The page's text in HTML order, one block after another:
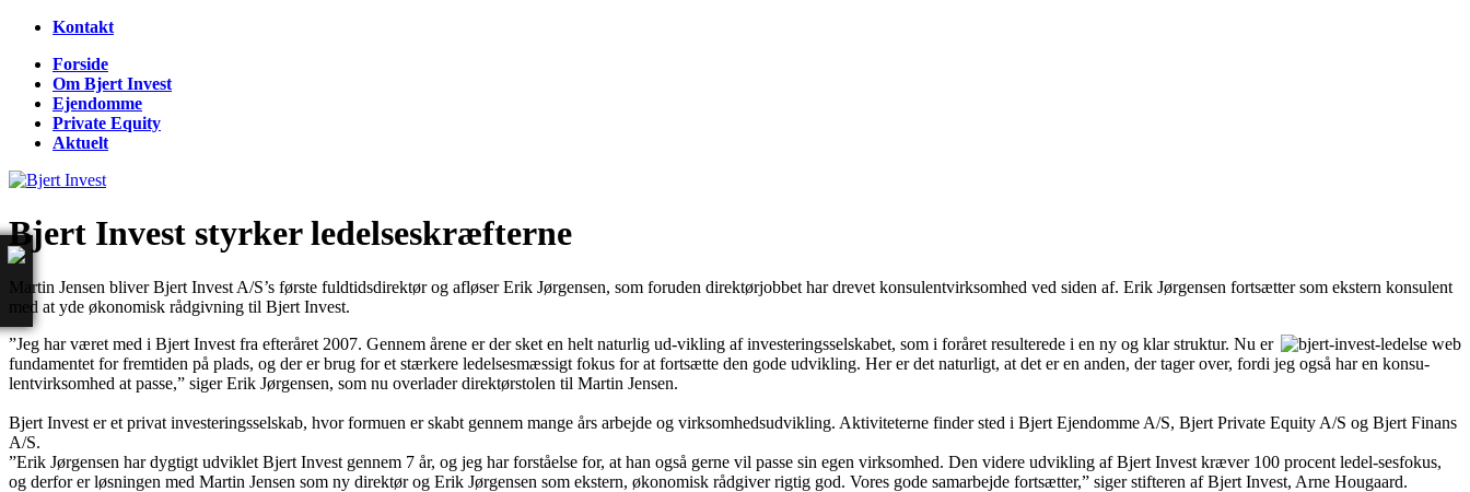
Kontakt
Forside
Om Bjert Invest
Ejendomme
Private Equity
Aktuelt
Bjert Invest styrker ledelseskræfterne
Martin Jensen bliver Bjert Invest A/S’s første fuldtidsdirektør og afløser Erik Jørgensen, som foruden direktørjobbet har drevet konsulentvirksomhed ved siden af. Erik Jørgensen fortsætter som ekstern konsulent
med at yde økonomisk rådgivning til Bjert Invest.
”Jeg har været med i Bjert Invest fra efteråret 2007. Gennem årene er der sket en helt naturlig ud-vikling af investeringsselskabet, som i foråret resulterede i en ny og klar struktur. Nu er
fundamentet for fremtiden på plads, og der er brug for et stærkere ledelsesmæssigt fokus for at fortsætte den gode udvikling. Her er det naturligt, at det er en anden, der tager over, fordi jeg også har en konsu-
lentvirksomhed at passe,” siger Erik Jørgensen, som nu overlader direktørstolen til Martin Jensen.
Bjert Invest er et privat investeringsselskab, hvor formuen er skabt gennem mange års arbejde og virksomhedsudvikling. Aktiviteterne finder sted i Bjert Ejendomme A/S, Bjert Private Equity A/S og Bjert Finans
A/S.
”Erik Jørgensen har dygtigt udviklet Bjert Invest gennem 7 år, og jeg har forståelse for, at han også gerne vil passe sin egen virksomhed. Den videre udvikling af Bjert Invest kræver 100 procent ledel-sesfokus,
og derfor er løsningen med Martin Jensen som ny direktør og Erik Jørgensen som ekstern, økonomisk rådgiver rigtig god. Vores gode samarbejde fortsætter,” siger stifteren af Bjert Invest, Arne Hougaard.